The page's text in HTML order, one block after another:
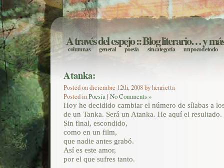
A través del espejo:: Blog literario… y
columnas general poesía sin categoría un poco de todo
Atanka:
Posted on diciembre 12th, 2008 by henrietta
Posted inPoesía| No Comments »
Hoy he decidido cambiar el número de sílabas a
de un Tanka. Será un Atanka. He aquí el resultado.
Sin final, escondido,
como en un film,
que nadie antes grabó.
Así es este amor,
por el que sufres tanto.